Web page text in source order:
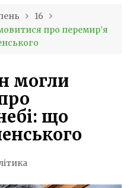
16
про перемир’я
могли
що